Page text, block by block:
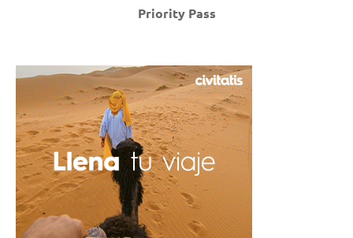
Priority Pass